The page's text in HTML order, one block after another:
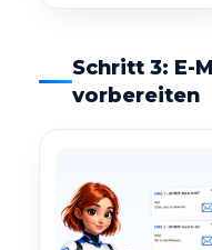
Schritt 3: E-
vorbereiten